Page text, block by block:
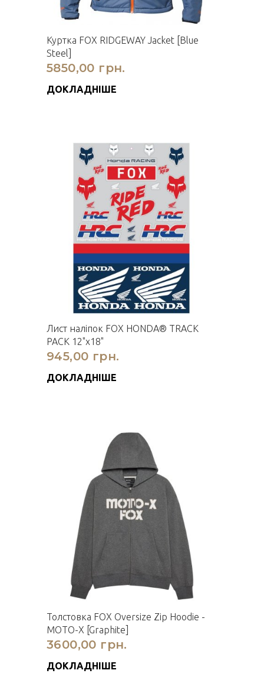
Куртка FOX RIDGEWAY Jacket [Blue
Steel]
5850,00 грн.
ДОКЛАДНІШЕ
Лист наліпок FOX HONDA® TRACK
PACK 12"x18"
945,00 грн.
ДОКЛАДНІШЕ
Толстовка FOX Oversize Zip Hoodie -
MOTO-X [Graphite]
3600,00 грн.
ДОКЛАДНІШЕ